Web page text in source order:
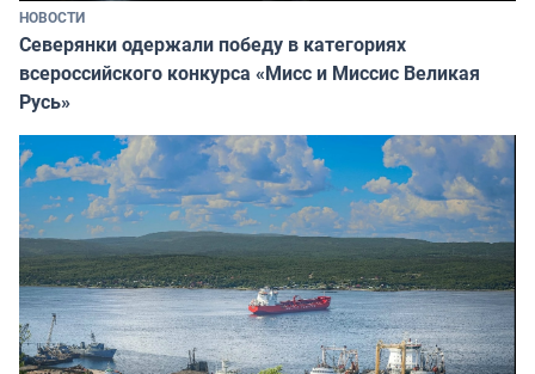
НОВОСТИ
Северянки одержали победу в категориях
всероссийского конкурса «Мисс и Миссис Великая
Русь»